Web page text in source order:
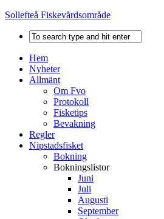
Sollefteå Fiskevårdsområde
Hem
Nyheter
Allmänt
Om Fvo
Protokoll
Fisketips
Bevakning
Regler
Nipstadsfisket
Bokning
Bokningslistor
Juni
Juli
Augusti
September